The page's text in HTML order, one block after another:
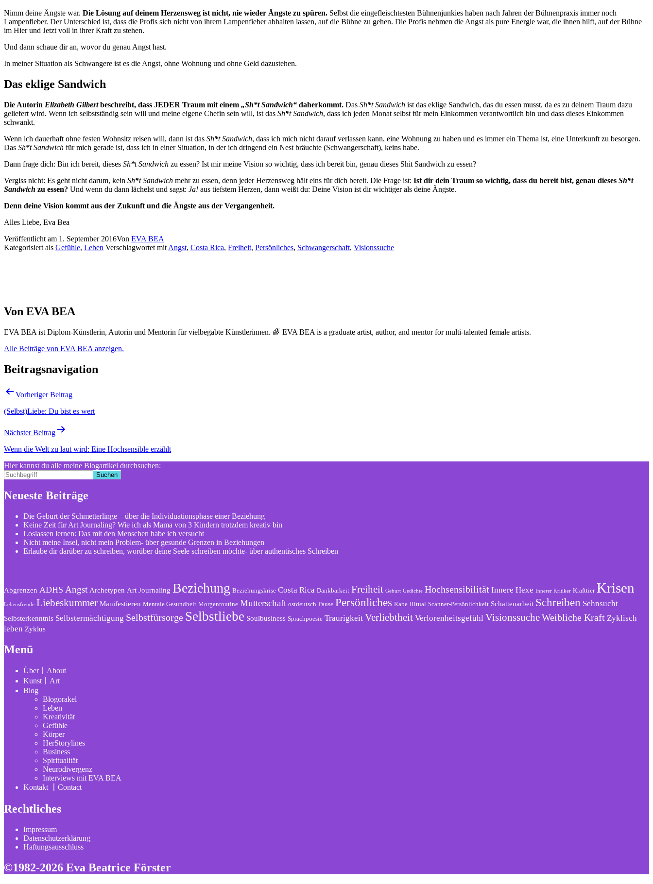
Nimm deine Ängste war. Die Lösung auf deinem Herzensweg ist nicht, nie wieder Ängste zu spüren. Selbst die eingefleischtesten Bühnenjunkies haben nach Jahren der Bühnenpraxis immer noch
Lampenfieber. Der Unterschied ist, dass die Profis sich nicht von ihrem Lampenfieber abhalten lassen, auf die Bühne zu gehen. Die Profis nehmen die Angst als pure Energie war, die ihnen hilft, auf der Bühne
im Hier und Jetzt voll in ihrer Kraft zu stehen.
Und dann schaue dir an, wovor du genau Angst hast.
In meiner Situation als Schwangere ist es die Angst, ohne Wohnung und ohne Geld dazustehen.
Das eklige Sandwich
Die Autorin Elizabeth Gilbertbeschreibt, dass JEDER Traum mit einem „Sh*t Sandwich“ daherkommt. Das Sh*t Sandwich ist das eklige Sandwich, das du essen musst, da es zu deinem Traum dazu
geliefert wird. Wenn ich selbstständig sein will und meine eigene Chefin sein will, ist das Sh*t Sandwich, dass ich jeden Monat selbst für mein Einkommen verantwortlich bin und dass dieses Einkommen
schwankt.
Wenn ich dauerhaft ohne festen Wohnsitz reisen will, dann ist das Sh*t Sandwich, dass ich mich nicht darauf verlassen kann, eine Wohnung zu haben und es immer ein Thema ist, eine Unterkunft zu besorgen.
Das Sh*t Sandwich für mich gerade ist, dass ich in einer Situation, in der ich dringend ein Nest bräuchte (Schwangerschaft), keins habe.
Dann frage dich: Bin ich bereit, dieses Sh*t Sandwich zu essen? Ist mir meine Vision so wichtig, dass ich bereit bin, genau dieses Shit Sandwich zu essen?
Vergiss nicht: Es geht nicht darum, kein Sh*t Sandwich mehr zu essen, denn jeder Herzensweg hält eins für dich bereit. Die Frage ist: Ist dir dein Traum so wichtig, dass du bereit bist, genau dieses Sh*t
Sandwich zu essen? Und wenn du dann lächelst und sagst: Ja! aus tiefstem Herzen, dann weißt du: Deine Vision ist dir wichtiger als deine Ängste.
Denn deine Vision kommt aus der Zukunft und die Ängste aus der Vergangenheit.
Alles Liebe, Eva Bea
Veröffentlicht am 1. September 2016Von EVA BEA
Kategorisiert als Gefühle, Leben Verschlagwortet mit Angst, Costa Rica, Freiheit, Persönliches, Schwangerschaft, Visionssuche
Von EVA BEA
EVA BEA ist Diplom-Künstlerin, Autorin und Mentorin für vielbegabte Künstlerinnen. 🌈 EVA BEA is a graduate artist, author, and mentor for multi-talented female artists.
Alle Beiträge von EVA BEA anzeigen.
Beitragsnavigation
Vorheriger Beitrag
(Selbst)Liebe: Du bist es wert
Nächster Beitrag
Wenn die Welt zu laut wird: Eine Hochsensible erzählt
Hier kannst du alle meine Blogartikel durchsuchen:
Suchen
Neueste Beiträge
Die Geburt der Schmetterlinge – über die Individuationsphase einer Beziehung
Keine Zeit für Art Journaling? Wie ich als Mama von 3 Kindern trotzdem kreativ bin
Loslassen lernen: Das mit den Menschen habe ich versucht
Nicht meine Insel, nicht mein Problem- über gesunde Grenzen in Beziehungen
Erlaube dir darüber zu schreiben, worüber deine Seele schreiben möchte- über authentisches Schreiben
Abgrenzen ADHS Angst Archetypen Art Journaling Beziehung Beziehungskrise Costa Rica Dankbarkeit Freiheit Geburt Gedichte Hochsensibilität Innere Hexe Innerer Kritiker Krafttier Krisen
Lebensfreude Liebeskummer Manifestieren Mentale Gesundheit Morgenroutine Mutterschaft ostdeutsch Pause Persönliches Rabe Ritual Scanner-Persönlichkeit Schattenarbeit Schreiben Sehnsucht
Selbsterkenntnis Selbstermächtigung Selbstfürsorge Selbstliebe Soulbusiness Sprachpoesie Traurigkeit Verliebtheit Verlorenheitsgefühl VisionssucheWeibliche Kraft Zyklisch
leben Zyklus
Menü
Über〡About
Kunst〡Art
Blog
Blogorakel
Leben
Kreativität
Gefühle
Körper
HerStorylines
Business
Spiritualität
Neurodivergenz
Interviews mit EVA BEA
Kontakt 〡Contact
Rechtliches
Impressum
Datenschutzerklärung
Haftungsausschluss
©1982-2026 Eva Beatrice Förster